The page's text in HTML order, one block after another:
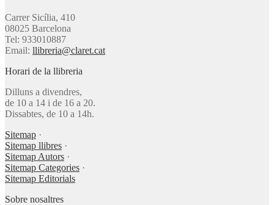
Carrer Sicília, 410
08025 Barcelona
Tel: 933010887
Email: llibreria@claret.cat
Horari de la llibreria
Dilluns a divendres,
de 10 a 14 i de 16 a 20.
Dissabtes, de 10 a 14h.
Sitemap ·
Sitemap llibres ·
Sitemap Autors ·
Sitemap Categories ·
Sitemap Editorials
Sobre nosaltres